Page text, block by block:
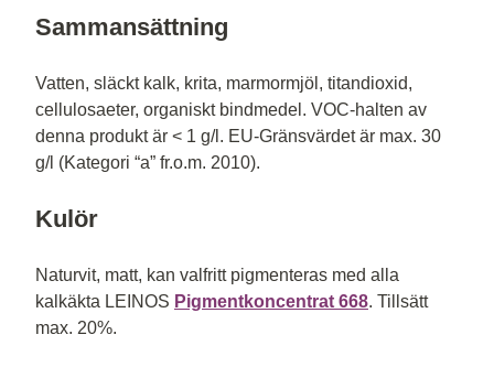
Sammansättning
Vatten, släckt kalk, krita, marmormjöl, titandioxid,
cellulosaeter, organiskt bindmedel. VOC-halten av
denna produkt är < 1 g/l. EU-Gränsvärdet är max. 30
g/l (Kategori “a” fr.o.m. 2010).
Kulör
Naturvit, matt, kan valfritt pigmenteras med alla
kalkäkta LEINOS Pigmentkoncentrat 668. Tillsätt
max. 20%.